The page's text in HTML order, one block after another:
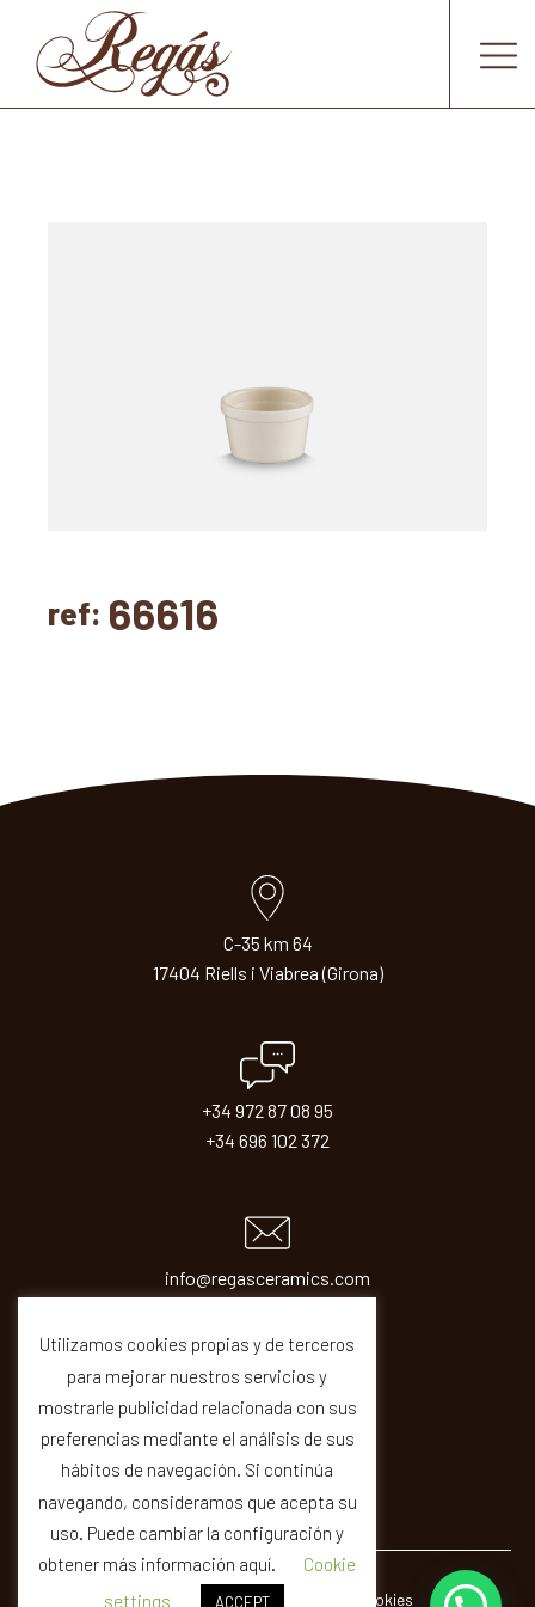
ref: 66616
C-35 km 64
17404 Riells i Viabrea (Girona)
+34 972 87 08 95
+34 696 102 372
info@regasceramics.com
© REGAS · Legal Privacity Cookies Quality
Utilizamos cookies propias y de terceros
para mejorar nuestros servicios y
mostrarle publicidad relacionada con sus
preferencias mediante el análisis de sus
hábitos de navegación. Si continúa
navegando, consideramos que acepta su
uso. Puede cambiar la configuración y
obtener más información aquí.
Cookie
settings
ACCEPT